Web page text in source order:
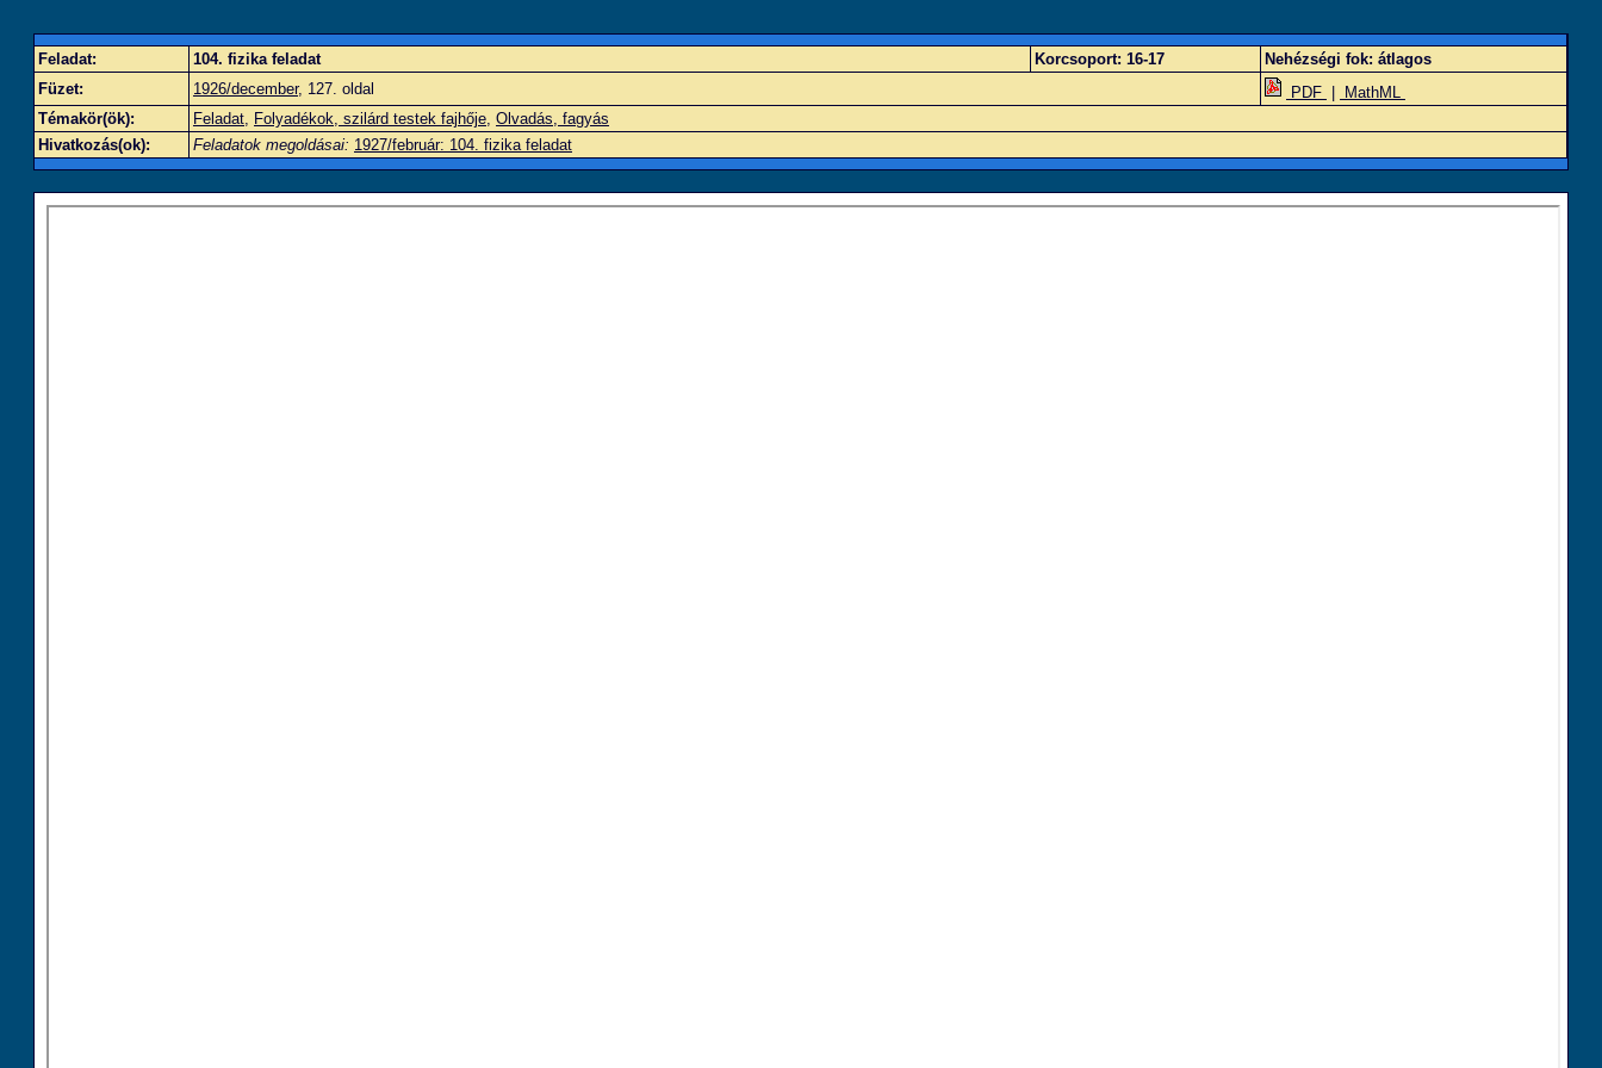
Feladat: 104. fizika feladat Korcsoport: 16-17 Nehézségi fok: átlagos
Füzet:
1926/december, 127. oldal PDF
MathML
Témakör(ök):
Feladat, Folyadékok, szilárd testek fajhője, Olvadás, fagyás
Hivatkozás(ok):
Feladatok megoldásai: 1927/február: 104. fizika feladat